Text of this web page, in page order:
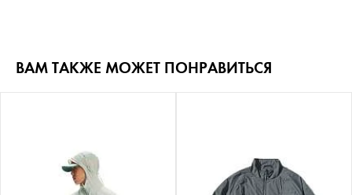
ВАМ ТАКЖЕ МОЖЕТ ПОНРАВИТЬСЯ